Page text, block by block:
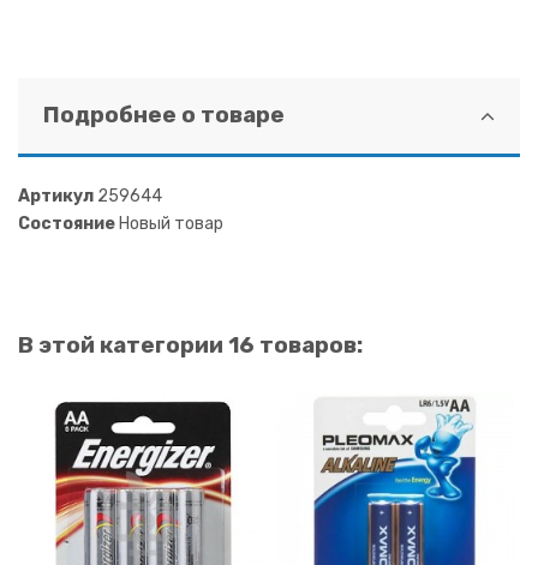
Подробнее о товаре
Артикул 259644
СостояниеНовый товар
В этой категории 16 товаров: